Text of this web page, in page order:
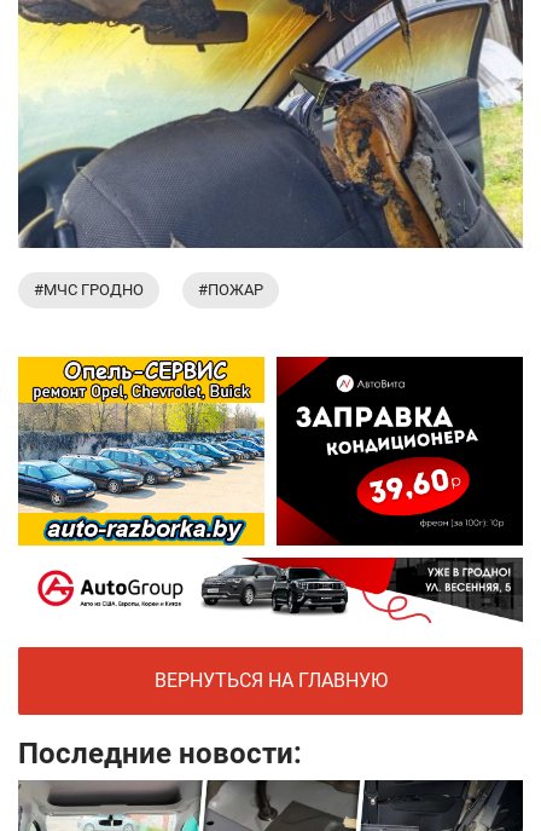
#МЧС ГРОДНО #ПОЖАР
ВЕРНУТЬСЯ НА ГЛАВНУЮ
Последние новости: